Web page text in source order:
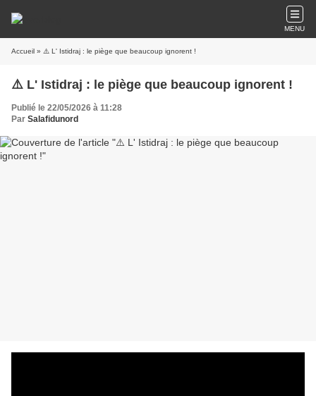
MENU
Accueil » ⚠️ L' Istidraj : le piège que beaucoup ignorent !
⚠️ L' Istidraj : le piège que beaucoup ignorent !
Publié le 22/05/2026 à 11:28
Par Salafidunord